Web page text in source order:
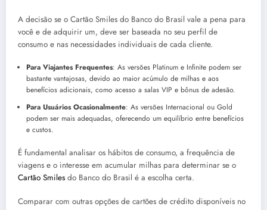
A decisão se o Cartão Smiles do Banco do Brasil vale a pena para
você e de adquirir um, deve ser baseada no seu perfil de
consumo e nas necessidades individuais de cada cliente.
Para Viajantes Frequentes: As versões Platinum e Infinite podem ser
bastante vantajosas, devido ao maior acúmulo de milhas e aos
benefícios adicionais, como acesso a salas VIP e bônus de adesão.
Para Usuários Ocasionalmente: As versões Internacional ou Gold
podem ser mais adequadas, oferecendo um equilíbrio entre benefícios
e custos.
É fundamental analisar os hábitos de consumo, a frequência de
viagens e o interesse em acumular milhas para determinar se o
Cartão Smiles do Banco do Brasil é a escolha certa.
Comparar com outras opções de cartões de crédito disponíveis no